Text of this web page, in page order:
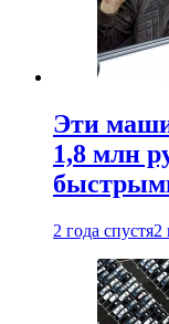
Эти
1,8 млн
2 года спустя2